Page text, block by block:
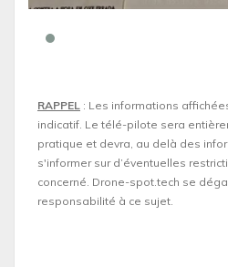
RAPPEL : Les informations
indicatif. Le télé-pilote sera
pratique et devra, au delà des
s'informer sur d’éventuelles
concerné. Drone-spot.tech se
responsabilité à ce sujet.